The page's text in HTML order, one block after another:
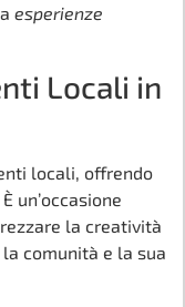
esperienze
Locali in
locali, offrendo
un’occasione
la creatività
comunità e la sua